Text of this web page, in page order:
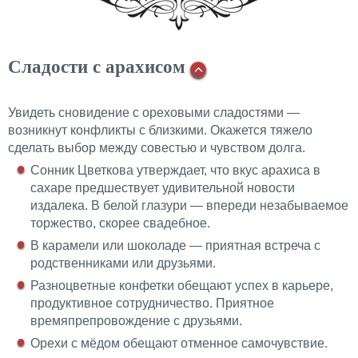
Сладости с арахисом
Увидеть сновидение с ореховыми сладостями —
возникнут конфликты с близкими. Окажется тяжело
сделать выбор между совестью и чувством долга.
Сонник Цветкова утверждает, что вкус арахиса в
сахаре предшествует удивительной новости
издалека. В белой глазури — впереди незабываемое
торжество, скорее свадебное.
В карамели или шоколаде — приятная встреча с
родственниками или друзьями.
Разноцветные конфетки обещают успех в карьере,
продуктивное сотрудничество. Приятное
времяпрепровождение с друзьями.
Орехи с мёдом обещают отменное самочувствие.